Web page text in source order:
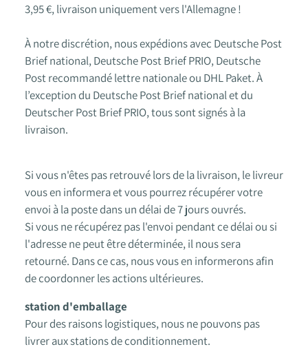
3,95 €, livraison uniquement vers l'Allemagne !
À notre discrétion, nous expédions avec Deutsche Post
Brief national, Deutsche Post Brief PRIO, Deutsche
Post recommandé lettre nationale ou DHL Paket. À
l’exception du Deutsche Post Brief national et du
Deutscher Post Brief PRIO, tous sont signés à la
livraison.
Si vous n'êtes pas retrouvé lors de la livraison, le livreur
vous en informera et vous pourrez récupérer votre
envoi à la poste dans un délai de 7 jours ouvrés.
Si vous ne récupérez pas l'envoi pendant ce délai ou si
l'adresse ne peut être déterminée, il nous sera
retourné. Dans ce cas, nous vous en informerons afin
de coordonner les actions ultérieures.
station d'emballage
Pour des raisons logistiques, nous ne pouvons pas
livrer aux stations de conditionnement.